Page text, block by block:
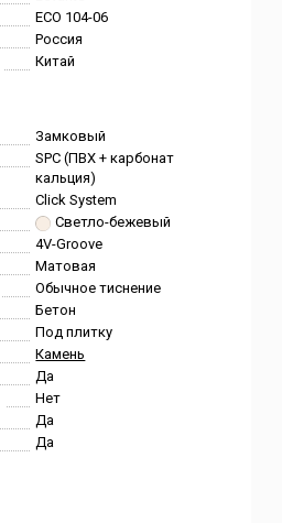
ECO 104-06
Россия
Китай
Замковый
SPC (ПВХ + карбонат
кальция)
Click System
Светло-бежевый
4V-Groove
Матовая
Обычное тиснение
Бетон
Под плитку
Камень
Да
Нет
Да
Да